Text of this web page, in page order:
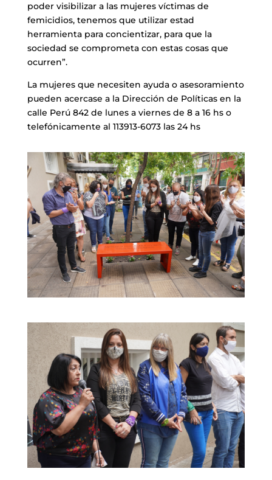
poder visibilizar a las mujeres víctimas de
femicidios, tenemos que utilizar estad
herramienta para concientizar, para que la
sociedad se comprometa con estas cosas que
ocurren”.
La mujeres que necesiten ayuda o asesoramiento
pueden acercase a la Dirección de Políticas en la
calle Perú 842 de lunes a viernes de 8 a 16 hs o
telefónicamente al 113913-6073 las 24 hs